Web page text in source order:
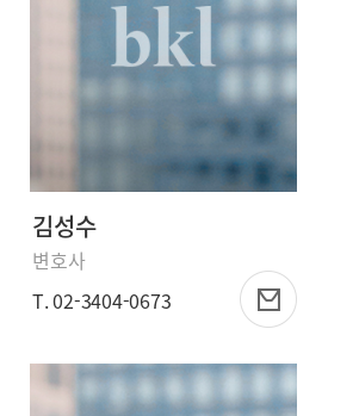
김성수
변호사
T. 02-3404-0673